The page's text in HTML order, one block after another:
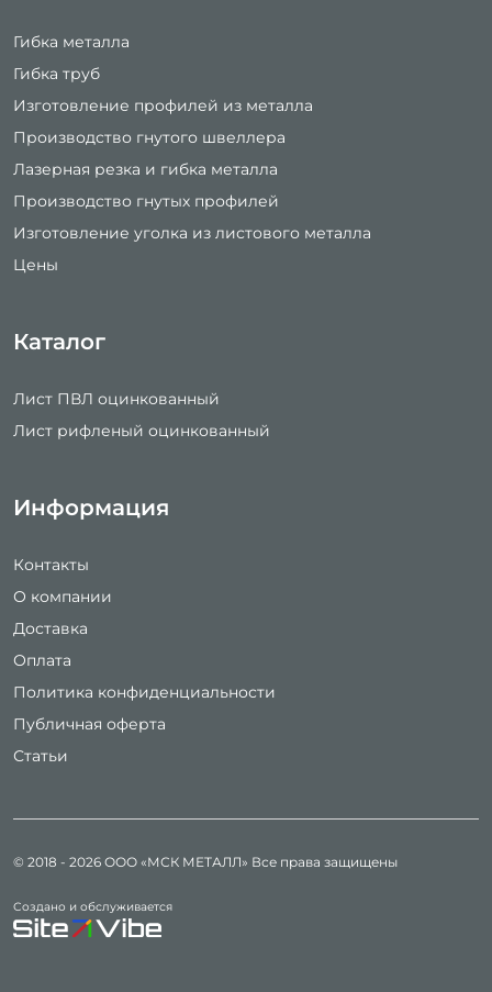
Гибка металла
Гибка труб
Изготовление профилей из металла
Производство гнутого швеллера
Лазерная резка и гибка металла
Производство гнутых профилей
Изготовление уголка из листового металла
Цены
Каталог
Лист ПВЛ оцинкованный
Лист рифленый оцинкованный
Информация
Контакты
О компании
Доставка
Оплата
Политика конфиденциальности
Публичная оферта
Статьи
© 2018 - 2026 ООО «МСК МЕТАЛЛ» Все права защищены
Создано и обслуживается